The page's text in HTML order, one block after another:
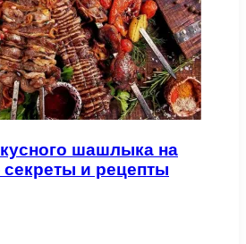
шашлыка на
и рецепты